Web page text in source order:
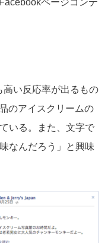
ページコンテ
高い反応率が出るもの
のアイスクリームの
いる。また、文字で
なんだろう」と興味